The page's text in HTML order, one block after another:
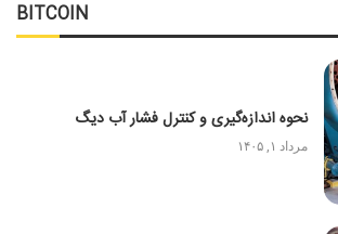
BITCOIN
نحوه اندازه‌گیری و کنترل فشار آب دیگ
مرداد ۱, ۱۴۰۵